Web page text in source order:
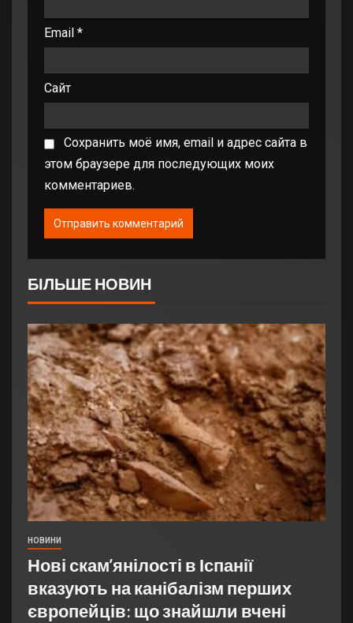
Email *
Сайт
Сохранить моё имя, email и адрес сайта в
этом браузере для последующих моих
комментариев.
БІЛЬШЕ НОВИН
НОВИНИ
Нові скам’янілості в Іспанії
вказують на канібалізм перших
європейців: що знайшли вчені